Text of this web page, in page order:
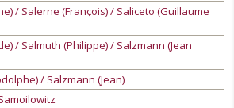
/ Salerne (François) / Saliceto (Guillaume
/ Salmuth (Philippe) / Salzmann (Jean
/ Salzmann (Jean)